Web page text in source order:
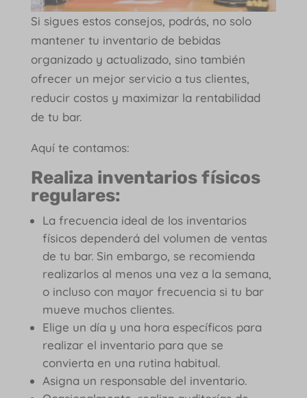
Si sigues estos consejos, podrás, no solo
mantener tu inventario de bebidas
organizado y actualizado, sino también
ofrecer un mejor servicio a tus clientes,
reducir costos y maximizar la rentabilidad
de tu bar.
Aquí te contamos:
Realiza inventarios físicos
regulares:
La frecuencia ideal de los inventarios
físicos dependerá del volumen de ventas
de tu bar. Sin embargo, se recomienda
realizarlos al menos una vez a la semana,
o incluso con mayor frecuencia si tu bar
mueve muchos clientes.
Elige un día y una hora específicos para
realizar el inventario para que se
convierta en una rutina habitual.
Asigna un responsable del inventario.